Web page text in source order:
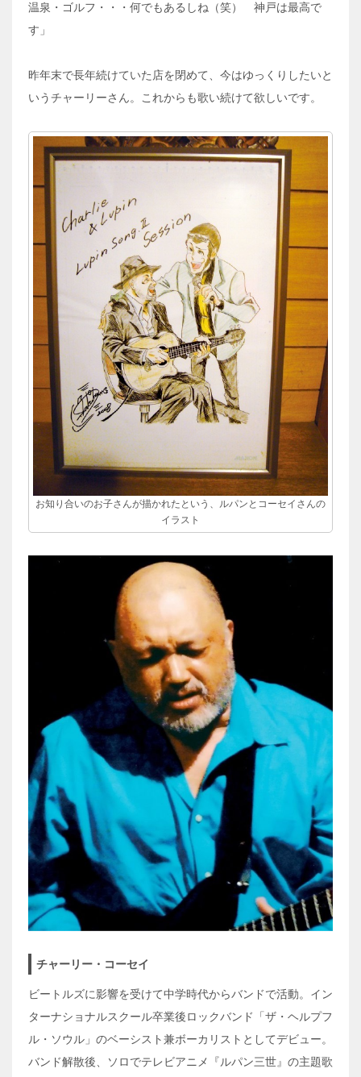
温泉・ゴルフ・・・何でもあるしね（笑） 神戸は最高で
す」
昨年末で長年続けていた店を閉めて、今はゆっくりしたいと
いうチャーリーさん。これからも歌い続けて欲しいです。
お知り合いのお子さんが描かれたという、ルパンとコーセイさんの
イラスト
チャーリー・コーセイ
ビートルズに影響を受けて中学時代からバンドで活動。イン
ターナショナルスクール卒業後ロックバンド「ザ・ヘルプフ
ル・ソウル」のベーシスト兼ボーカリストとしてデビュー。
バンド解散後、ソロでテレビアニメ『ルパン三世』の主題歌